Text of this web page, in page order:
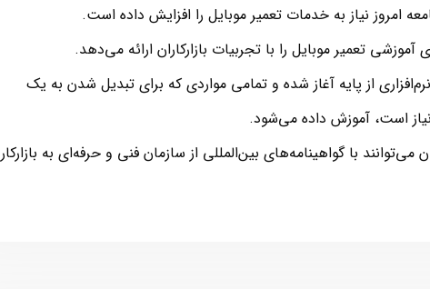
امروز نیاز به خدمات تعمیر موبایل را افزایش داده است.
آموزشی تعمیر موبایل را با تجربیات بازارکاران ارائه می‌دهد.
از پایه آغاز شده و تمامی مواردی که برای تبدیل شدن به یک
نیاز است، آموزش داده می‌شود.
با گواهینامه‌های بین‌المللی از سازمان فنی و حرفه‌ای به بازارکار